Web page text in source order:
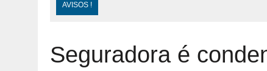
AVISOS !
Seguradora é